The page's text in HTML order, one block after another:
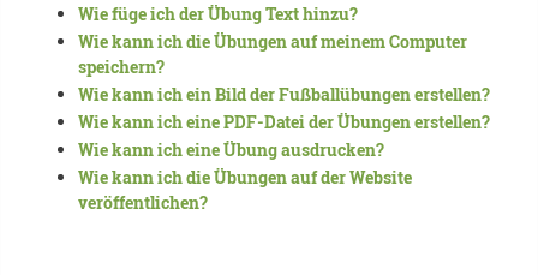
Wie füge ich der Übung Text hinzu?
Wie kann ich die Übungen auf meinem Computer
speichern?
Wie kann ich ein Bild der Fußballübungen erstellen?
Wie kann ich eine PDF-Datei der Übungen erstellen?
Wie kann ich eine Übung ausdrucken?
Wie kann ich die Übungen auf der Website
veröffentlichen?